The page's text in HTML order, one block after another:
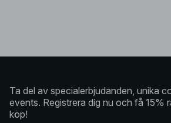
Ta del av specialerbjudanden, unika
events. Registrera dig nu och få 15%
köp!